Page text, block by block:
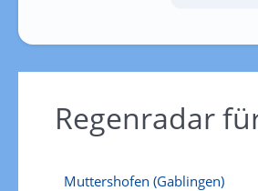
Regenradar
Muttershofen (Gablingen)